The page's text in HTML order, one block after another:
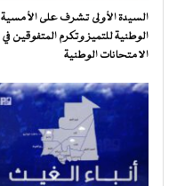
السيدة الأولى تشرف على الأمسية
الوطنية للتميز وتكرم المتفوقين في
الامتحانات الوطنية